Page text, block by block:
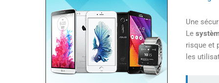
Une
Le
risque et
les